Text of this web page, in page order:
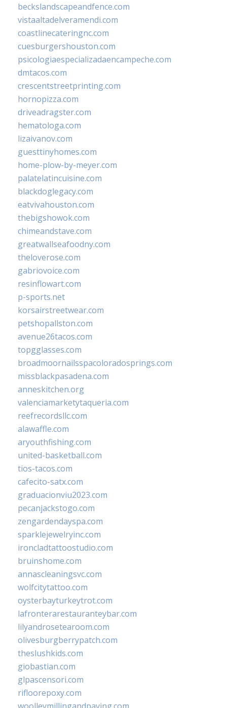
beckslandscapeandfence.com
vistaaltadelveramendi.com
coastlinecateringnc.com
cuesburgershouston.com
psicologiaespecializadaencampeche.com
dmtacos.com
crescentstreetprinting.com
hornopizza.com
driveadragster.com
hematologa.com
lizaivanov.com
guesttinyhomes.com
home-plow-by-meyer.com
palatelatincuisine.com
blackdoglegacy.com
eatvivahouston.com
thebigshowok.com
chimeandstave.com
greatwallseafoodny.com
theloverose.com
gabriovoice.com
resinflowart.com
p-sports.net
korsairstreetwear.com
petshopallston.com
avenue26tacos.com
topgglasses.com
broadmoornailsspacoloradosprings.com
missblackpasadena.com
anneskitchen.org
valenciamarketytaqueria.com
reefrecordsllc.com
alawaffle.com
aryouthfishing.com
united-basketball.com
tios-tacos.com
cafecito-satx.com
graduacionviu2023.com
pecanjackstogo.com
zengardendayspa.com
sparklejewelryinc.com
ironcladtattoostudio.com
bruinshome.com
annascleaningsvc.com
wolfcitytattoo.com
oysterbayturkeytrot.com
lafronterarestauranteybar.com
lilyandrosetearoom.com
olivesburgberrypatch.com
theslushkids.com
giobastian.com
glpascensori.com
rifloorepoxy.com